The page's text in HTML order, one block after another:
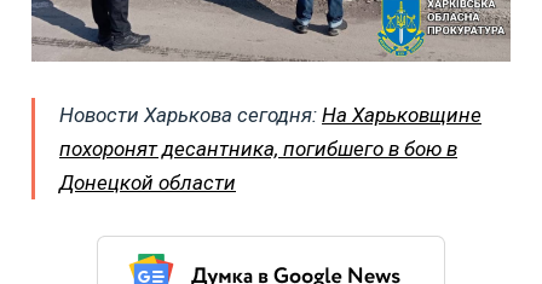
Новости Харькова сегодня: На Харьковщине
похоронят десантника, погибшего в бою в
Донецкой области